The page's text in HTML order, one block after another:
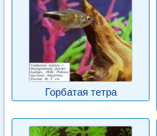
Горбатая тетра